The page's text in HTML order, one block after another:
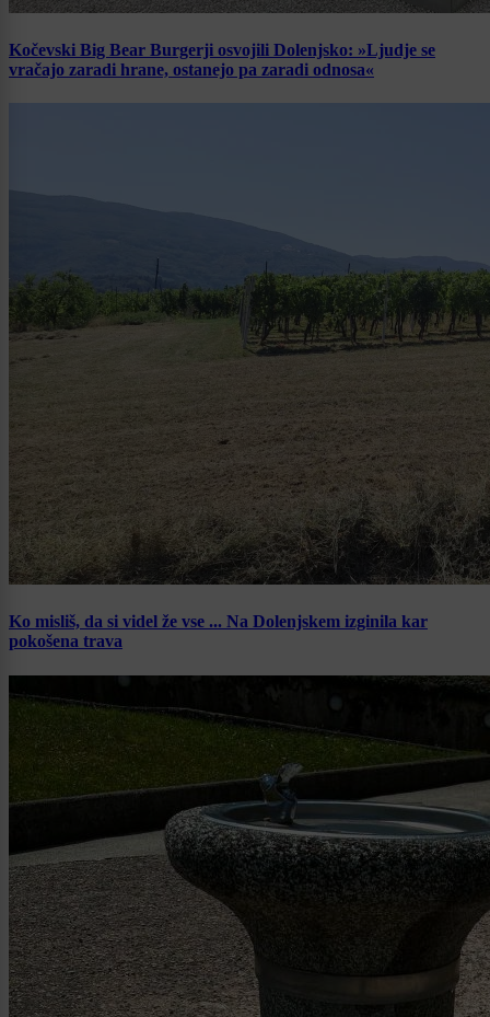
Kočevski Big Bear Burgerji osvojili Dolenjsko: »Ljudje se
vračajo zaradi hrane, ostanejo pa zaradi odnosa«
Ko misliš, da si videl že vse ... Na Dolenjskem izginila kar
pokošena trava